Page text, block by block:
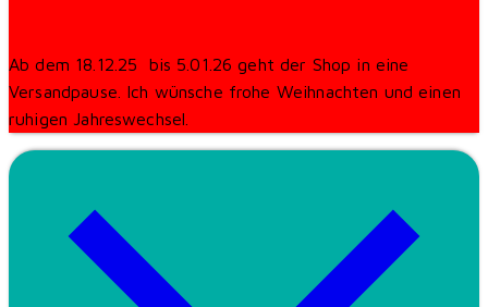
Ab dem 18.12.25 bis 5.01.26 geht der Shop in eine
Versandpause. Ich wünsche frohe Weihnachten und einen
ruhigen Jahreswechsel.